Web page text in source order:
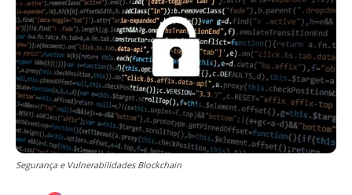
Segurança e Vulnerabilidades Blockchain